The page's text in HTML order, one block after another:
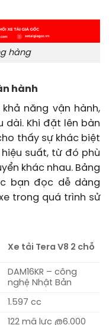
hàng
hành
năng vận hành,
dài. Khi đặt lên bàn
thấy sự khác biệt
suất, từ đó phù
khác nhau. Bảng
bạn đọc dễ dàng
trong quá trình sử
Xe tải Tera V8 2 chỗ
DAM16KR – công
nghệ Nhật Bản
1.597 cc
122 mã lực @6.000